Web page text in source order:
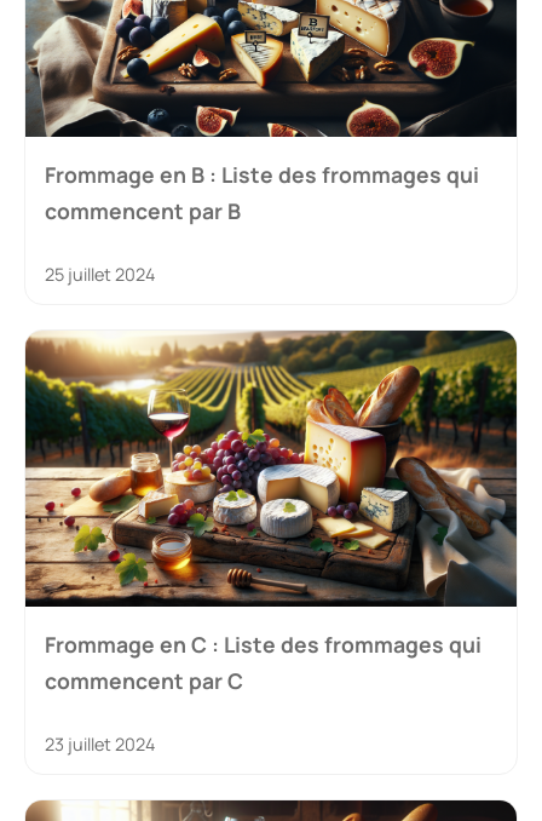
Frommage en B : Liste des frommages qui
commencent par B
25 juillet 2024
Frommage en C : Liste des frommages qui
commencent par C
23 juillet 2024